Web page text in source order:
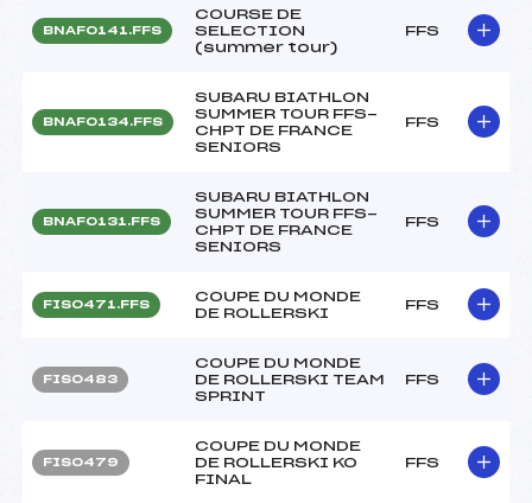
BNAF0141.FFS
COURSE DE
SELECTION
(summer tour)
FFS
BNAF0134.FFS
SUBARU BIATHLON
SUMMER TOUR FFS-
CHPT DE FRANCE
SENIORS
FFS
BNAF0131.FFS
SUBARU BIATHLON
SUMMER TOUR FFS-
CHPT DE FRANCE
SENIORS
FFS
FIS0471.FFS
COUPE DU MONDE
DE ROLLERSKI
FFS
FIS0483
COUPE DU MONDE
DE ROLLERSKI TEAM
SPRINT
FFS
FIS0479
COUPE DU MONDE
DE ROLLERSKI KO
FINAL
FFS